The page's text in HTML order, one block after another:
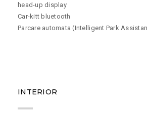
head-up display
Car-kitt bluetooth
Parcare automata (Intelligent Park
INTERIOR